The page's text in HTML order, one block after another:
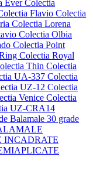
EverColectia
Flavio Colectia
Colectia Lorena
Colectia Olbia
Colectia Point
Colectia Royal
Thin Colectia
UA-337 Colectia
UZ-12 Colectia
Venice Colectia
UZ-CRA14
Balamale 30 grade